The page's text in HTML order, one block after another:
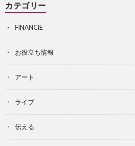
カテゴリー
FiNANCiE
お役立ち情報
アート
ライブ
伝える